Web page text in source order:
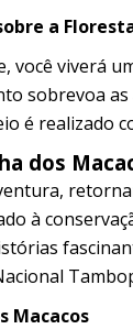
a
você viverá
sobrevoa
é realizado
dos
à
Macacos